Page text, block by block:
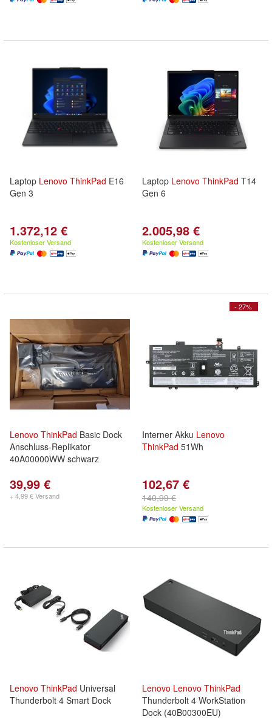
Laptop Lenovo ThinkPad E16
Gen 3
1.372,12 €
Kostenloser Versand
Laptop Lenovo ThinkPad T14
Gen 6
2.005,98 €
Kostenloser Versand
Lenovo ThinkPad Basic Dock
Anschluss-Replikator
40A00000WW schwarz
39,99 €
+ 4,99 € Versand
- 27%
Interner Akku Lenovo
ThinkPad 51Wh
102,67 €
140,99 €
Kostenloser Versand
Lenovo ThinkPad Universal
Thunderbolt 4 Smart Dock
Lenovo Lenovo ThinkPad
Thunderbolt 4 WorkStation
Dock (40B00300EU)